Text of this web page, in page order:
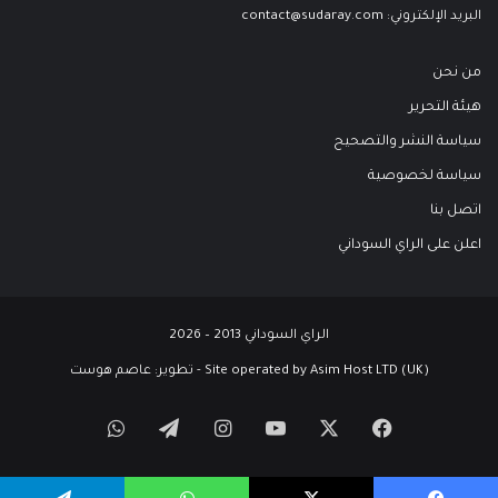
البريد الإلكتروني: contact@sudaray.com
من نحن
هيئة التحرير
سياسة النشر والتصحيح
سياسة لخصوصية
اتصل بنا
اعلن على الراي السوداني
الراي السوداني 2013 – 2026
Site operated by Asim Host LTD (UK) - تطوير: عاصم هوست
فيسبوك ‫YouTubeانستقرامتيلقرامواتساب